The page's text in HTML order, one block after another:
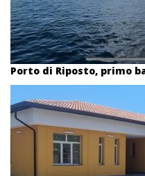
Porto di Riposto, primo